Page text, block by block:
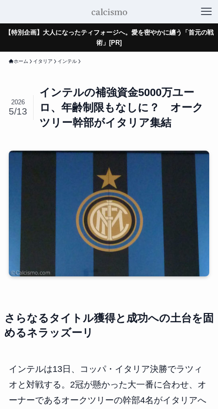
【特別企画】大人になったティフォージへ。愛を密やかに纏う「首元の戦
術」[PR]
ホーム イタリア インテル
インテルの補強資金5000万ユー
ロ、年齢制限もなしに？ オーク
ツリー幹部がイタリア集結
2026
5/13
さらなるタイトル獲得と成功への土台を固
めるネラッズーリ
インテルは13日、コッパ・イタリア決勝でラツィ
オと対戦する。2冠が懸かった大一番に合わせ、オ
ーナーであるオークツリーの幹部4名がイタリアへ